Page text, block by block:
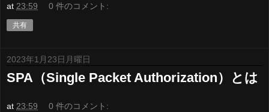
at 23:59 0 件のコメント:
共有
2023年1月23日月曜日
SPA（Single Packet Authorization）とは
at 23:59 0 件のコメント: